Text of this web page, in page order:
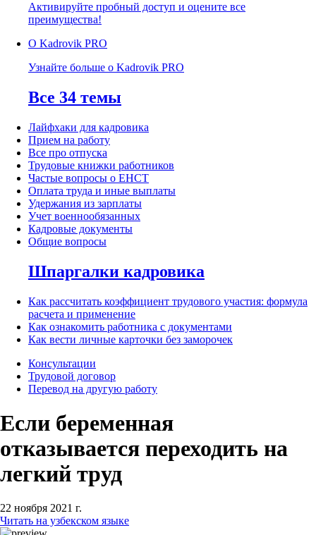
Активируйте пробный доступ и оцените все
преимущества!
О Kadrovik PRO
Узнайте больше о Kadrovik PRO
Все 34 темы
Лайфхаки для кадровика
Прием на работу
Все про отпуска
Трудовые книжки работников
Частые вопросы о ЕНСТ
Оплата труда и иные выплаты
Удержания из зарплаты
Учет военнообязанных
Кадровые документы
Общие вопросы
Шпаргалки кадровика
Как рассчитать коэффициент трудового участия: формула
расчета и применение
Как ознакомить работника с документами
Как вести личные карточки без заморочек
Консультации
Трудовой договор
Перевод на другую работу
Если беременная
отказывается переходить на
легкий труд
22 ноября 2021 г.
Читать на узбекском языке